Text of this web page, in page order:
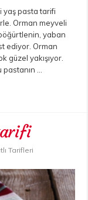
yaş pasta tarifi
Orman meyveli
yaban
ediyor. Orman
güzel yakışıyor.
…
Tarifleri